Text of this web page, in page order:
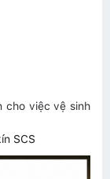
cho việc vệ sinh
SCS